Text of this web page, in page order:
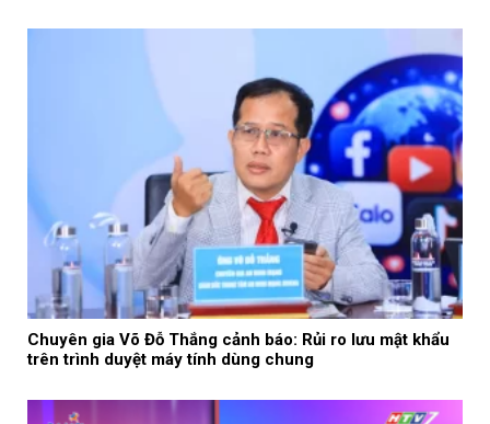
Chuyên gia Võ Đỗ Thắng cảnh báo: Rủi ro lưu mật khẩu
trên trình duyệt máy tính dùng chung